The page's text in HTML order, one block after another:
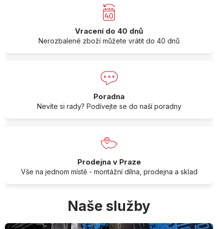
Vracení do 40 dnů
Nerozbalené zboží můžete vrátit do 40 dnů
Poradna
Nevíte si rady? Podívejte se do naší poradny
Prodejna v Praze
Vše na jednom místě - montážní dílna, prodejna a sklad
Naše služby